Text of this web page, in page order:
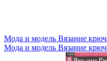
Мода и модель Вязание
Мода и модель Вязание